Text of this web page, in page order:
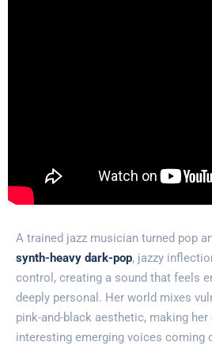
A trained jazz musician turned pop
synth-heavy dark-pop, jazzy
control, creating a sound that feels
deeply personal. Her world mixes
pink-and-black aesthetic, making
interesting emerging voices coming